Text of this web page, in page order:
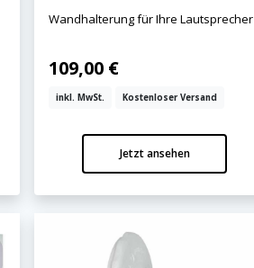
Wandhalterung für Ihre Lautsprecher
109,00 €
inkl. MwSt. Kostenloser Versand
Jetzt ansehen